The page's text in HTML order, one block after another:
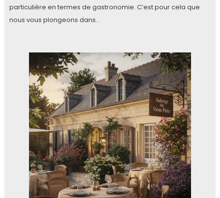
particulière en termes de gastronomie. C’est pour cela que
nous vous plongeons dans…